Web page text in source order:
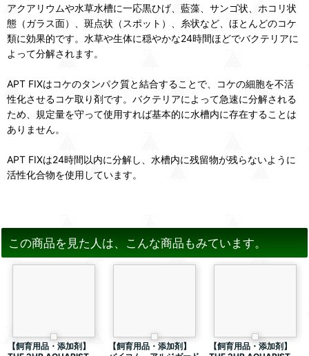
アクアリウムや水草水槽に一応黒ひげ、藍藻、サンゴ状、ホコリ状
態（ガラス面）、斑点状（スポット）、糸状など、ほとんどのコケ
類に効果的です。水草や生体に穏やかな24時間ほどでバクテリアに
よって分解されます。
APT FIXはコケのタンパク質と結合することで、コケの細胞を不活
性化させるコケ取り剤です。バクテリアによって急速に分解される
ため、規定量を守って使用すれば基本的に水槽内に存在することは
ありません。
APT FIXは24時間以内に分解し、水槽内に残留物が残らないように
活性化合物を使用しています。
この商品を見た人は、こんな商品もみています。
【飼育用品・添加剤】
【飼育用品・添加剤】
【飼育用品・添加剤】